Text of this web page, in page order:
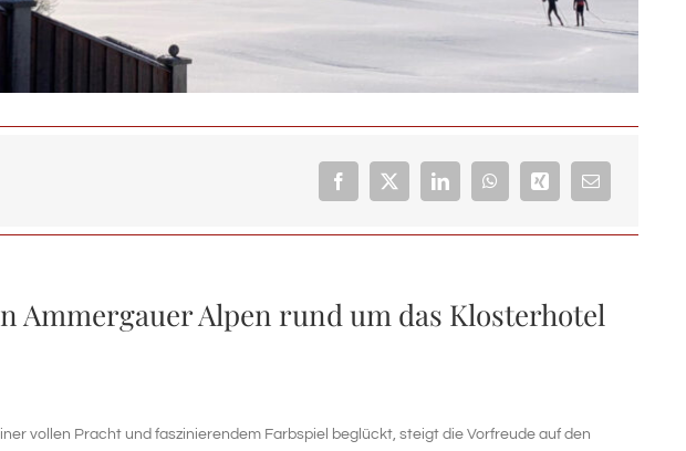
Ammergauer Alpen rund um das Klosterhotel
vollen Pracht und faszinierendem Farbspiel beglückt, steigt die Vorfreude auf den